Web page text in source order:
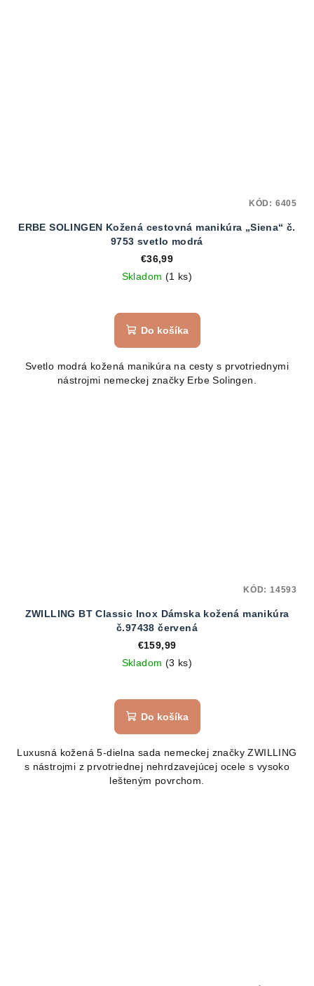
ERBE SOLINGEN Kožená cestovná manikúra „Siena“ č.
9753 svetlo modrá
€36,99
Skladom (1 ks)
Do košíka
Svetlo modrá kožená manikúra na cesty s prvotriednymi
nástrojmi nemeckej značky Erbe Solingen.
KÓD: 6405
ZWILLING BT Classic Inox Dámska kožená manikúra
č.97438 červená
€159,99
Skladom (3 ks)
Do košíka
Luxusná kožená 5-dielna sada nemeckej značky ZWILLING
s nástrojmi z prvotriednej nehrdzavejúcej ocele s vysoko
lešteným povrchom.
KÓD: 14593